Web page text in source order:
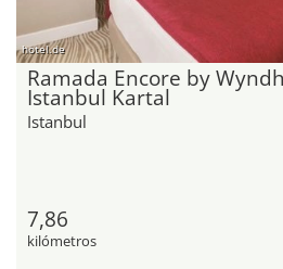
hotel.de
Ramada Encore by
Istanbul Kartal
Istanbul
7,86
kilómetros